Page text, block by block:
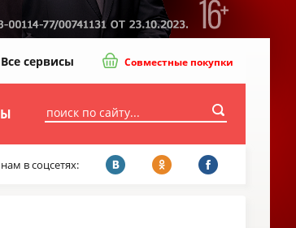
Все сервисы Совместные покупки
в соцсетях: